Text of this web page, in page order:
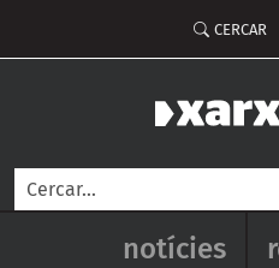
Menú
CERCAR
Cerca
Navegació
notícies